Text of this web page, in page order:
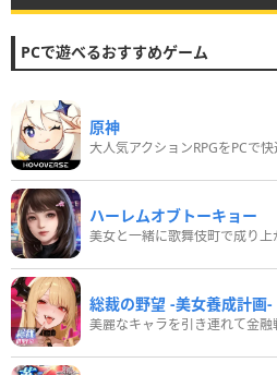
PCで遊べるおすすめゲーム
原神
大人気アクションRPGをPCで快
ハーレムオブトーキョー
美女と一緒に歌舞伎町で成り上
総裁の野望 -美女養成計画-
美麗なキャラを引き連れて金融